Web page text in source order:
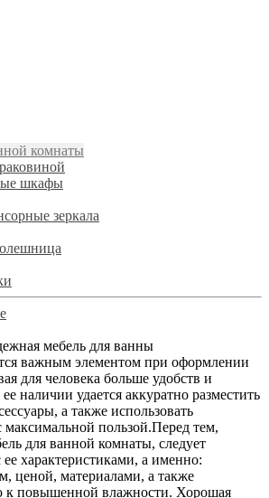
комнаты
шкафы
зеркала
мебель для ванны
важным элементом при оформлении
для человека больше удобств и
наличии удается аккуратно разместить
а также использовать
максимальной пользой.Перед тем,
для ванной комнаты, следует
ее характеристиками, а именно:
ценой, материалами, а также
к повышенной влажности. Хорошая